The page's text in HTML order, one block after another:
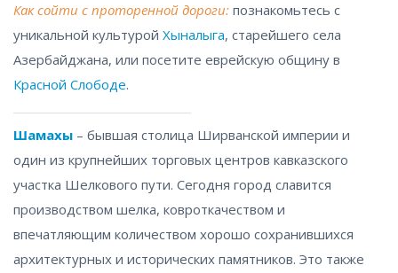
Как сойти с проторенной дороги: познакомьтесь с
уникальной культурой Хыналыга, старейшего села
Азербайджана, или посетите еврейскую общину в
Красной Слободе.
Шамахы – бывшая столица Ширванской империи и
один из крупнейших торговых центров кавказского
участка Шелкового пути. Сегодня город славится
производством шелка, ковроткачеством и
впечатляющим количеством хорошо сохранившихся
архитектурных и исторических памятников. Это также